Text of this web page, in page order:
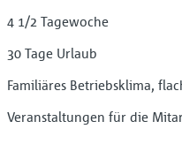
4 1/2 Tagewoche
30 Tage Urlaub
Familiäres Betriebsklima,
Veranstaltungen für die